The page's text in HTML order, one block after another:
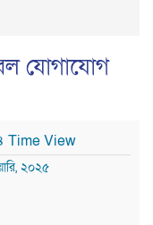
যোগাযোগ
Time View
২০২৫